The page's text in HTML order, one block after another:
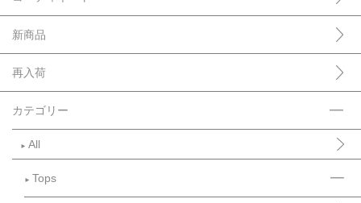
新商品
再入荷
カテゴリー
► All
► Tops